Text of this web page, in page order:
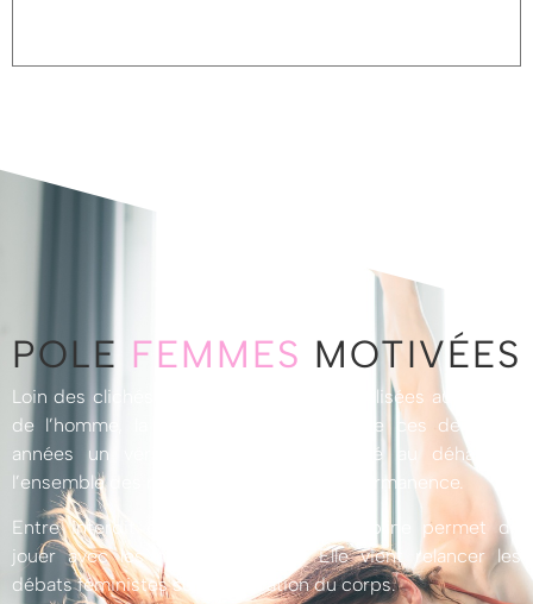
POLE FEMMES MOTIVÉES
Loin des clichés des danses hyper-sexualisées au service
de l’homme, la pole dance est devenue ces dernières
années un véritable sport. Du cambré au déhanché,
l’ensemble des muscles est sollicité en permanence.
Entre interdit et discrédit, cette discipline permet de
jouer avec les marges sociales. Elle vient relancer les
débats féministes sur la réification du corps.